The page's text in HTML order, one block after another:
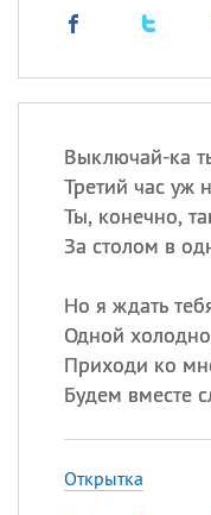
Выключай-ка
Третий час уж
Ты, конечно,
За столом в
Но я ждать
Одной
Приходи ко
Будем вместе
Открытка